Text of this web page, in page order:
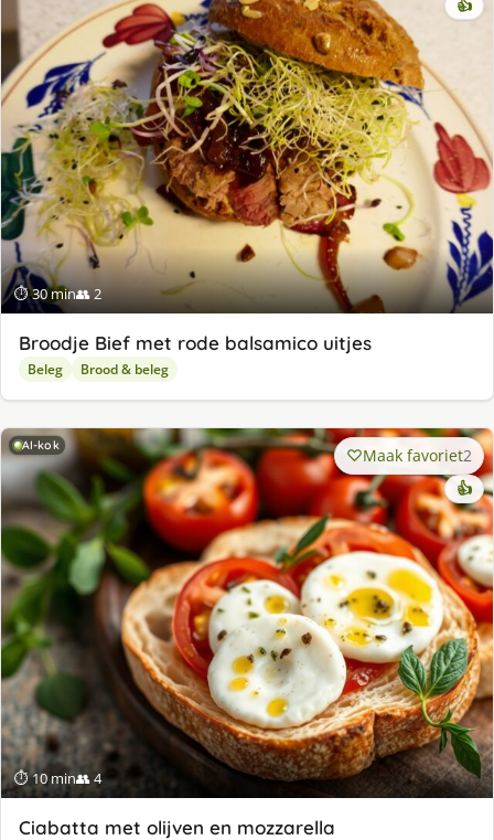
⏱ 30 min👥 2
👍
Broodje Bief met rode balsamico uitjes
Beleg Brood & beleg
AI-kok
⏱ 10 min👥 4
Maak favoriet2
👍
Ciabatta met olijven en mozzarella